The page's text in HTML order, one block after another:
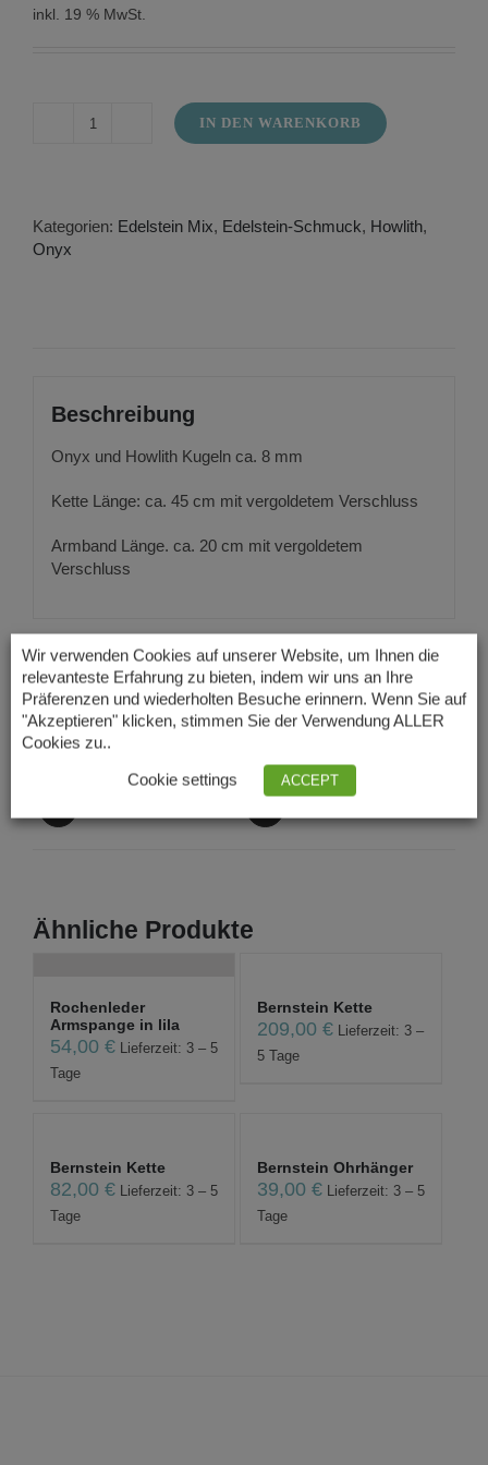
inkl. 19 % MwSt.
Schmuckset
Howlith
IN DEN WARENKORB
Kategorien: Edelstein Mix, Edelstein-Schmuck, Howlith,
Onyx
Beschreibung
Onyx und Howlith Kugeln ca. 8 mm
Kette Länge: ca. 45 cm mit vergoldetem Verschluss
Armband Länge. ca. 20 cm mit vergoldetem
Verschluss
Auf Facebook teilen Produkt twittern
Ähnliche Produkte
Rochenleder
Armspange in lila
54,00 €
Lieferzeit: 3 – 5
Tage
Bernstein Kette
209,00€
Lieferzeit: 3 –
5 Tage
Bernstein Kette
82,00 €
Lieferzeit: 3 – 5
Tage
Bernstein Ohrhänger
39,00€
Lieferzeit: 3 – 5
Tage
Wir verwenden Cookies auf unserer Website, um Ihnen die
relevanteste Erfahrung zu bieten, indem wir uns an Ihre
Präferenzen und wiederholten Besuche erinnern. Wenn Sie auf
"Akzeptieren" klicken, stimmen Sie der Verwendung ALLER
Cookies zu..
Cookie settings ACCEPT